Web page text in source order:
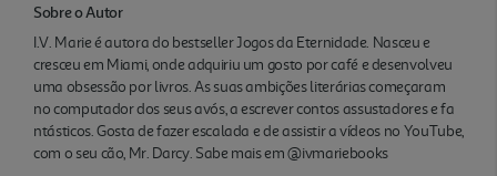
Sobre o Autor
I.V. Marie é autora do bestseller Jogos da Eternidade. Nasceu e
cresceu em Miami, onde adquiriu um gosto por café e desenvolveu
uma obsessão por livros. As suas ambições literárias começaram
no computador dos seus avós, a escrever contos assustadores e fa
ntásticos. Gosta de fazer escalada e de assistir a vídeos no YouTube,
com o seu cão, Mr. Darcy. Sabe mais em @ivmariebooks